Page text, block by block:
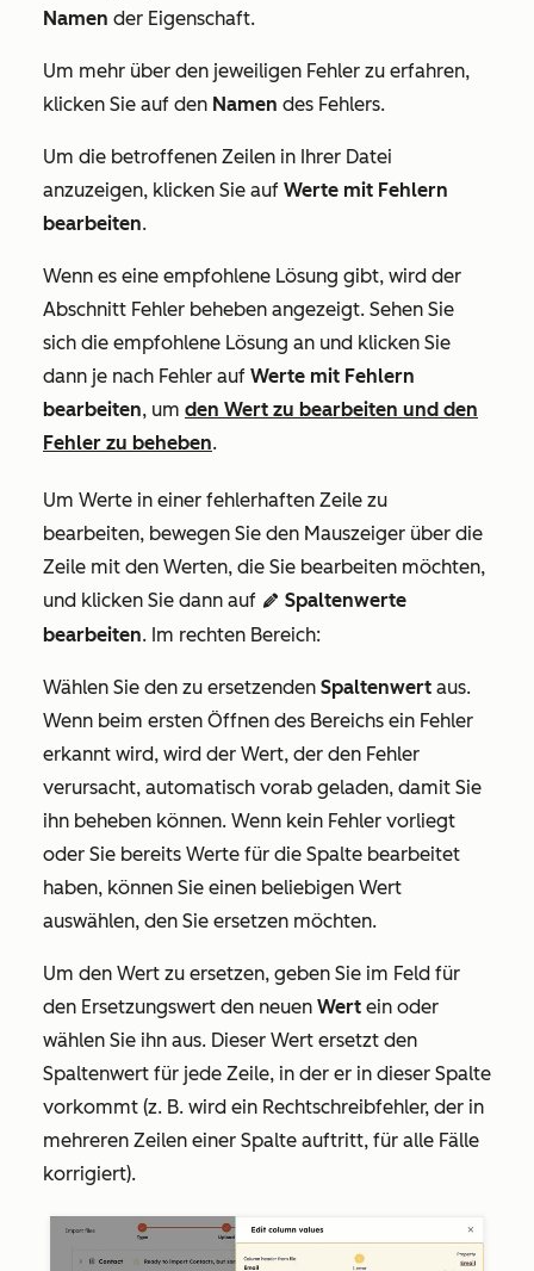
Namen der Eigenschaft.
Um mehr über den jeweiligen Fehler zu erfahren,
klicken Sie auf den Namen des Fehlers.
Um die betroffenen Zeilen in Ihrer Datei
anzuzeigen, klicken Sie auf Werte mit Fehlern
bearbeiten.
Wenn es eine empfohlene Lösung gibt, wird der
Abschnitt Fehler beheben angezeigt. Sehen Sie
sich die empfohlene Lösung an und klicken Sie
dann je nach Fehler auf Werte mit Fehlern
bearbeiten, um den Wert zu bearbeiten und den
Fehler zu beheben.
Um Werte in einer fehlerhaften Zeile zu
bearbeiten, bewegen Sie den Mauszeiger über die
Zeile mit den Werten, die Sie bearbeiten möchten,
und klicken Sie dann auf edit Spaltenwerte
bearbeiten. Im rechten Bereich:
Wählen Sie den zu ersetzenden Spaltenwert aus.
Wenn beim ersten Öffnen des Bereichs ein Fehler
erkannt wird, wird der Wert, der den Fehler
verursacht, automatisch vorab geladen, damit Sie
ihn beheben können. Wenn kein Fehler vorliegt
oder Sie bereits Werte für die Spalte bearbeitet
haben, können Sie einen beliebigen Wert
auswählen, den Sie ersetzen möchten.
Um den Wert zu ersetzen, geben Sie im Feld für
den Ersetzungswert den neuen Wert ein oder
wählen Sie ihn aus. Dieser Wert ersetzt den
Spaltenwert für jede Zeile, in der er in dieser Spalte
vorkommt (z. B. wird ein Rechtschreibfehler, der in
mehreren Zeilen einer Spalte auftritt, für alle Fälle
korrigiert).